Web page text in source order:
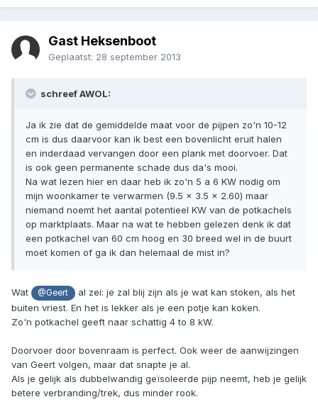
Gast Heksenboot
Geplaatst: 28 september 2013
schreef AWOL:
Ja ik zie dat de gemiddelde maat voor de pijpen zo'n 10-12
cm is dus daarvoor kan ik best een bovenlicht eruit halen
en inderdaad vervangen door een plank met doorvoer. Dat
is ook geen permanente schade dus da's mooi.
Na wat lezen hier en daar heb ik zo'n 5 a 6 KW nodig om
mijn woonkamer te verwarmen (9.5 x 3.5 x 2.60) maar
niemand noemt het aantal potentieel KW van de potkachels
op marktplaats. Maar na wat te hebben gelezen denk ik dat
een potkachel van 60 cm hoog en 30 breed wel in de buurt
moet komen of ga ik dan helemaal de mist in?
Wat @Geert
al zei: je zal blij zijn als je wat kan stoken, als het
buiten vriest. En het is lekker als je een potje kan koken.
Zo'n potkachel geeft naar schattig 4 to 8 kW.
Doorvoer door bovenraam is perfect. Ook weer de aanwijzingen
van Geert volgen, maar dat snapte je al.
Als je gelijk als dubbelwandig geïsoleerde pijp neemt, heb je gelijk
betere verbranding/trek, dus minder rook.